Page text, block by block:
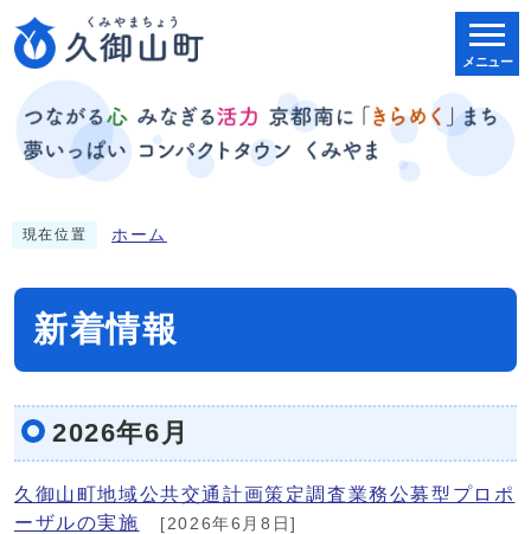
メニュー
現在位置 ホーム
新着情報
2026年6月
久御山町地域公共交通計画策定調査業務公募型プロポ
ーザルの実施
[2026年6月8日]